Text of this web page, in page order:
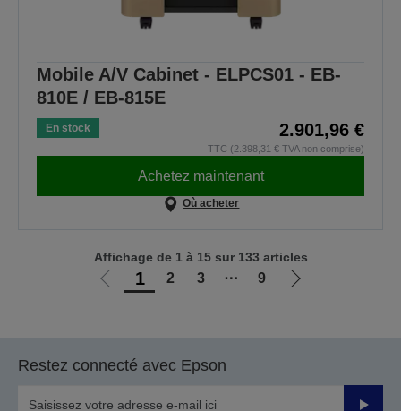
Mobile A/V Cabinet - ELPCS01 - EB-
810E / EB-815E
En stock 2.901,96 €
TTC (2.398,31 € TVA non comprise)
Achetez maintenant
Où acheter
Aller
précédente
1 2 3 ⋯ 9
Aller
Affichage de 1 à 15 sur 133 articles
Restez connecté avec Epson